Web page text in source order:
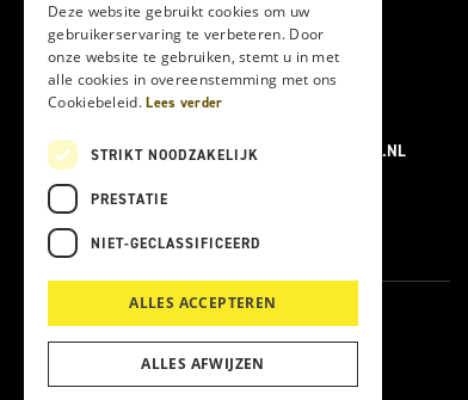
MOESDIJK 12F
6004 AX
WEERT
INFO@KARCHER-STORE-BLANKERS.NL
LET'S GET SOCIAL
Deze website gebruikt cookies om uw
gebruikerservaring te verbeteren. Door
onze website te gebruiken, stemt u in met
alle cookies in overeenstemming met ons
Cookiebeleid.Lees verder
STRIKT NOODZAKELIJK
PRESTATIE
NIET-GECLASSIFICEERD
ALLES ACCEPTEREN
ALLES AFWIJZEN